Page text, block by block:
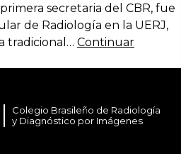
secretaria del CBR, fue
de Radiología en la UERJ,
tradicional… Continuar
Colegio Brasileño de Radiología
y Diagnóstico por Imágenes